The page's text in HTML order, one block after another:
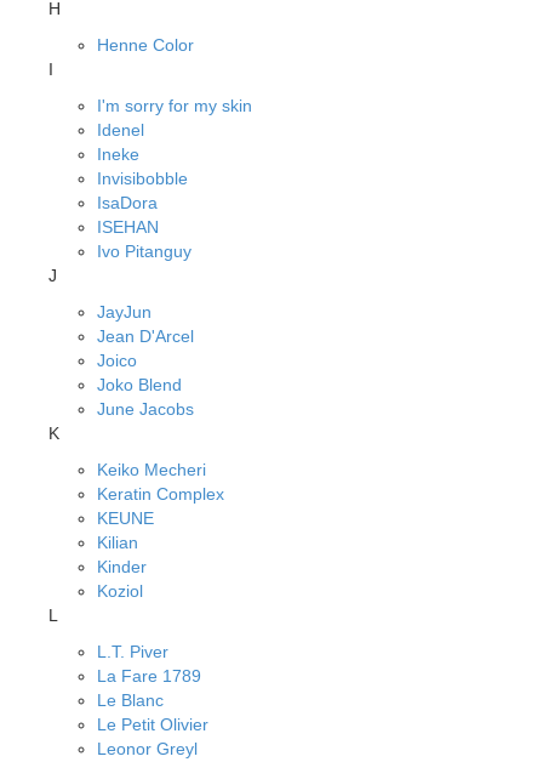
H
Henne Color
I
I'm sorry for my skin
Idenel
Ineke
Invisibobble
IsaDora
ISEHAN
Ivo Pitanguy
J
JayJun
Jean D'Arcel
Joico
Joko Blend
June Jacobs
K
Keiko Mecheri
Keratin Complex
KEUNE
Kilian
Kinder
Koziol
L
L.T. Piver
La Fare 1789
Le Blanc
Le Petit Olivier
Leonor Greyl